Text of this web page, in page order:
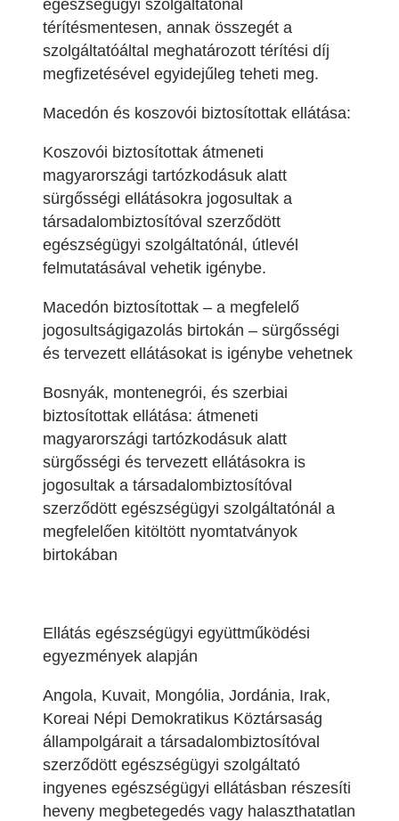
egészségügyi szolgáltatónál
térítésmentesen, annak összegét a
szolgáltatóáltal meghatározott térítési díj
megfizetésével egyidejűleg teheti meg.
Macedón és koszovói biztosítottak ellátása:
Koszovói biztosítottak átmeneti
magyarországi tartózkodásuk alatt
sürgősségi ellátásokra jogosultak a
társadalombiztosítóval szerződött
egészségügyi szolgáltatónál, útlevél
felmutatásával vehetik igénybe.
Macedón biztosítottak – a megfelelő
jogosultságigazolás birtokán – sürgősségi
és tervezett ellátásokat is igénybe vehetnek
Bosnyák, montenegrói, és szerbiai
biztosítottak ellátása: átmeneti
magyarországi tartózkodásuk alatt
sürgősségi és tervezett ellátásokra is
jogosultak a társadalombiztosítóval
szerződött egészségügyi szolgáltatónál a
megfelelően kitöltött nyomtatványok
birtokában
Ellátás egészségügyi együttműködési
egyezmények alapján
Angola, Kuvait, Mongólia, Jordánia, Irak,
Koreai Népi Demokratikus Köztársaság
állampolgárait a társadalombiztosítóval
szerződött egészségügyi szolgáltató
ingyenes egészségügyi ellátásban részesíti
heveny megbetegedés vagy halaszthatatlan